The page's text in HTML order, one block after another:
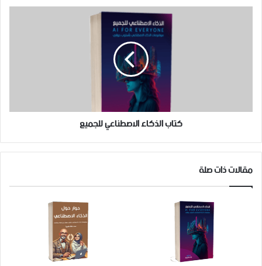
كتاب الذكاء الاصطناعي للجميع
مقالات ذات صلة